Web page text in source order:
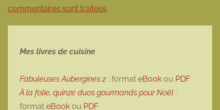
commentaires sont traitées.
Mes livres de cuisine
Fabuleuses Aubergines 2 : format eBook ou PDF
À la folie, quinze duos gourmands pour Noël :
format eBook ou PDF